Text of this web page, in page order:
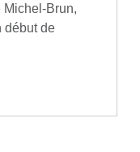
Michel-Brun,
début de